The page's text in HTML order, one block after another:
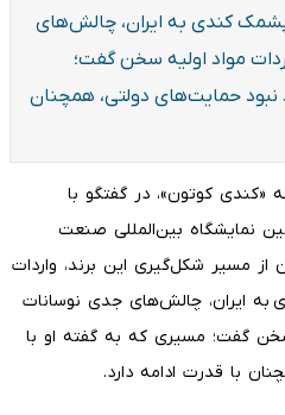
کندی به ایران، چالش‌های
مواد اولیه سخن گفت؛
نبود حمایت‌های دولتی، همچنان
«کندی کوتون»، در گفتگو با
نمایشگاه بین‌المللی صنعت
از مسیر شکل‌گیری این برند، واردات
ایران، چالش‌های جدی نوسانات
سخن گفت؛ مسیری که به گفته او با
با قدرت ادامه دارد.